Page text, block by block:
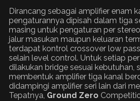
Dirancang sebagai amplifier enam
pengaturannya dipisah dalam tiga
masing untuk pengaturan per
jalur masukan maupun keluaran
terdapat kontrol crossover low
selain level control. Untuk setiap
dilakukan bridge sesuai kebutuhan,
membentuk amplifier tiga kanal
didampingi amplifier seri lain dari
Tepatnya, Ground Zero